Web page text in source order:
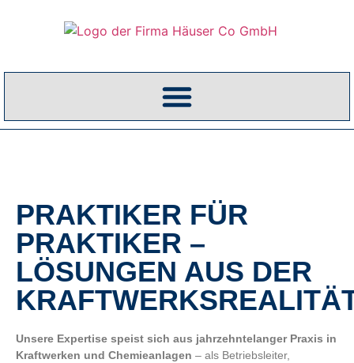
PRAKTIKER FÜR
PRAKTIKER –
LÖSUNGEN AUS DER
Unsere Expertise speist sich aus jahrzehntelanger Praxis in
Kraftwerken und Chemieanlagen – als Betriebsleiter,